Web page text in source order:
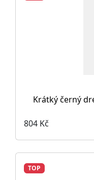
Krátký černý
804 Kč
TOP